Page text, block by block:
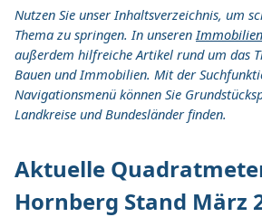
Nutzen Sie unser Inhaltsverzeichnis, um
Thema zu springen. In unseren
außerdem hilfreiche Artikel rund um das
Bauen und Immobilien. Mit der
Navigationsmenü können Sie
Landkreise und Bundesländer finden.
Aktuelle
Hornberg Stand März